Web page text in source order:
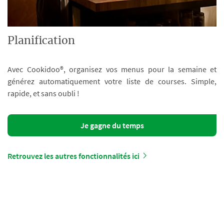
Planification
Avec Cookidoo®, organisez vos menus pour la semaine et
générez automatiquement votre liste de courses. Simple,
rapide, et sans oubli !
Je gagne du temps
Retrouvez les autres fonctionnalités ici